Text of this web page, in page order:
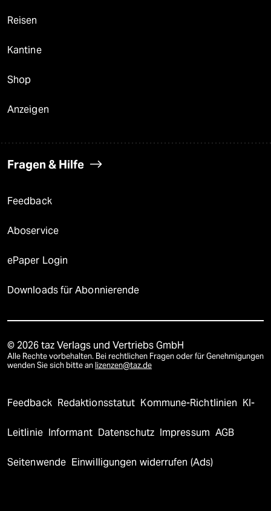
Reisen
Kantine
Shop
Anzeigen
Fragen & Hilfe
Feedback
Aboservice
ePaper Login
Downloads für Abonnierende
© 2026 taz Verlags und Vertriebs GmbH
Alle Rechte vorbehalten. Bei rechtlichen Fragen oder für Genehmigungen
wenden Sie sich bitte an lizenzen@taz.de
Feedback Redaktionsstatut Kommune-Richtlinien KI-
Leitlinie Informant Datenschutz Impressum AGB
Seitenwende Einwilligungen widerrufen (Ads)